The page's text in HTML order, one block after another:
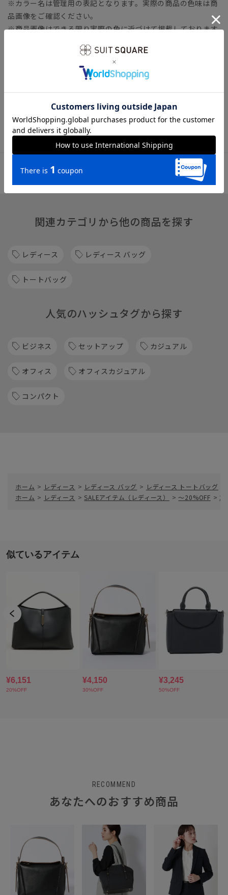
※カラー名は管理用の表記となります。実際の商品の色味は商
品画像をご確認ください。
※商品画像はできる限り実際の色に近づけて掲載しております
す。予めご了承下さいませ。
※セール商品のため、セットアップ対応商品や一部カラーの販
売を終了している可能性がございます。
※カラーによりセール価格が異なる場合がございます。予めご
了承下さいませ。
※セール商品は返品・交換不可となります。
関連カテゴリから他の商品を探す
レディース レディース バッグ
トートバッグ
人気のハッシュタグから探す
ビジネス セットアップ カジュアル
オフィス オフィスカジュアル
コンパクト
ホーム > レディース > レディース バッグ > レディース トートバッグ
ホーム > レディース > SALEアイテム（レディース） > ～20%OFF >
RECOMMEND
あなたへのおすすめ商品